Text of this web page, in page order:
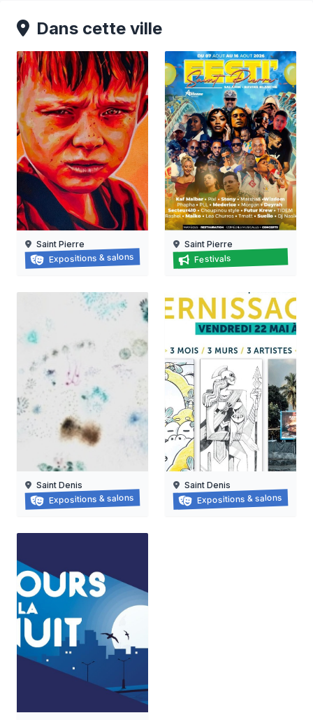
Dans cette ville
Face à Face
18/07/2026 au
Saint Pierre
Expositions & salons Festi' saint-pierre
07/08/2026 au
Saint Pierre
Festivals
Grapzëtwal
30/05/2026 au
Saint Denis
Expositions & salons Exposition : nanas vanille
16/06/2026 au
Saint Denis
Expositions & salons